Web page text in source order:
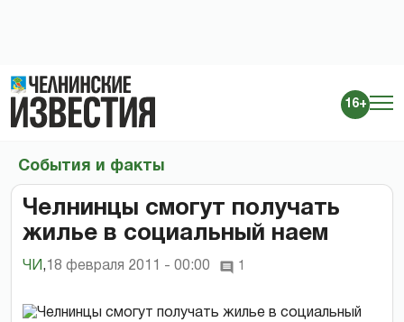
16+
События и факты
Челнинцы смогут получать
жилье в социальный наем
ЧИ , 18 февраля 2011 - 00:00 1